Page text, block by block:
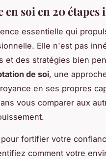
soi en 20 étapes
essentielle qui
Elle n'est pas
et des stratégies bien
de soi, une
en ses propres
vous comparer aux
pour fortifier votre
comment votre